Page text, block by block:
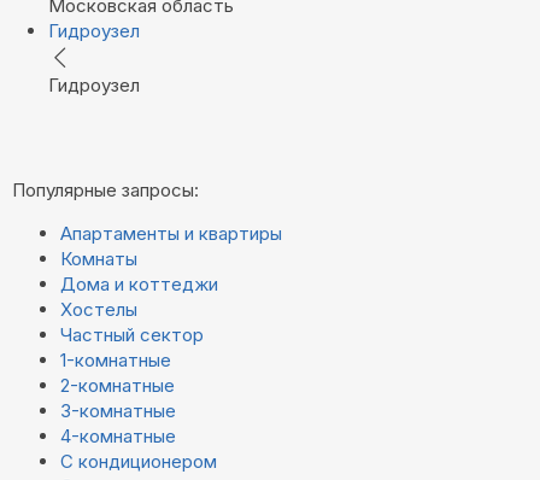
Московская область
Гидроузел
Гидроузел
Популярные запросы:
Апартаменты и квартиры
Комнаты
Дома и коттеджи
Хостелы
Частный сектор
1-комнатные
2-комнатные
3-комнатные
4-комнатные
С кондиционером